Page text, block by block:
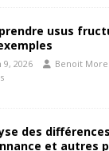
usus
9, 2026 Benoit Morel
des
et autres